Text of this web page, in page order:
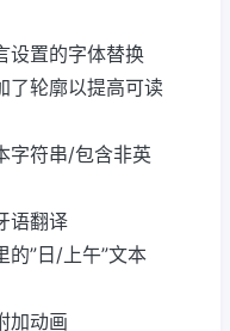
设置的字体替换
了轮廓以提高可读
字符串/包含非英
语翻译
的”日/上午”文本
加动画